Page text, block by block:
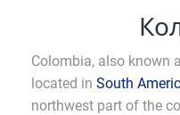
Colombia, also known
located in South
northwest part of the